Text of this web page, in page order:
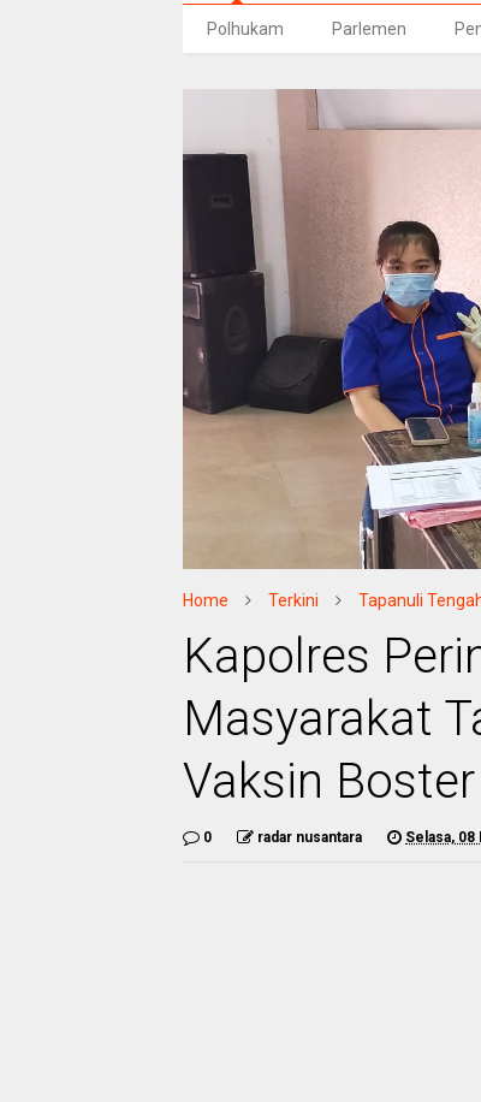
Polhukam Parlemen
Home Terkini Tapanuli
Kapolres
Masyarakat
Vaksin Boster
0 radar nusantara Selasa, 08